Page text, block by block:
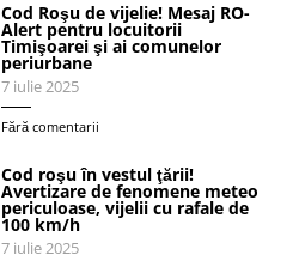
Cod Roşu de vijelie! Mesaj RO-
Alert pentru locuitorii
Timişoarei şi ai comunelor
periurbane
7 iulie 2025
Fără comentarii
Cod roşu în vestul ţării!
Avertizare de fenomene meteo
periculoase, vijelii cu rafale de
100 km/h
7 iulie 2025